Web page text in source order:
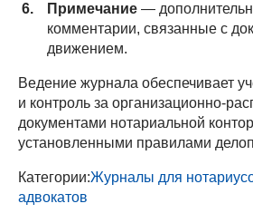
Примечание —
комментарии, связанные с
движением.
Ведение журнала обеспечивает
и контроль за организационно-
документами нотариальной
установленными правилами
Категории:Журналы для
адвокатов